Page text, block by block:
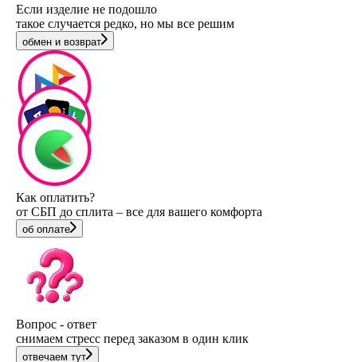
Если изделие не подошло
такое случается редко, но мы все решим
обмен и возврат
Как оплатить?
от СБП до сплита – все для вашего комфорта
об оплате
Вопрос - ответ
снимаем стресс перед заказом в один клик
отвечаем тут